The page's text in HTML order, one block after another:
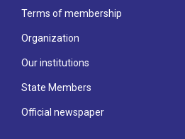
Terms of membership
Organization
Our institutions
State Members
Official newspaper